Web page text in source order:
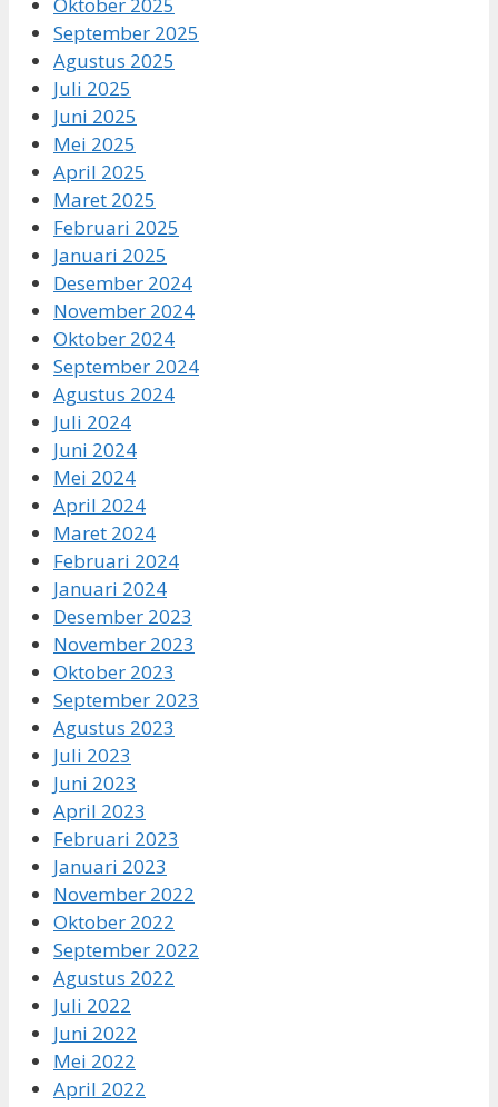
September 2025
Agustus 2025
Juli 2025
Juni 2025
Mei 2025
April 2025
Maret 2025
Februari 2025
Januari 2025
Desember 2024
November 2024
Oktober 2024
September 2024
Agustus 2024
Juli 2024
Juni 2024
Mei 2024
April 2024
Maret 2024
Februari 2024
Januari 2024
Desember 2023
November 2023
Oktober 2023
September 2023
Agustus 2023
Juli 2023
Juni 2023
April 2023
Februari 2023
Januari 2023
November 2022
Oktober 2022
September 2022
Agustus 2022
Juli 2022
Juni 2022
Mei 2022
April 2022